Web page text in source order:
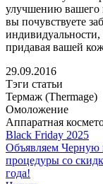
улучшению вашего
вы почувствуете
индивидуальности,
придавая вашей
29.09.2016
Тэги статьи
Термаж (Thermage)
Омоложение
Аппаратная
Black Friday 2025
Объявляем Черную
процедуры со
года!